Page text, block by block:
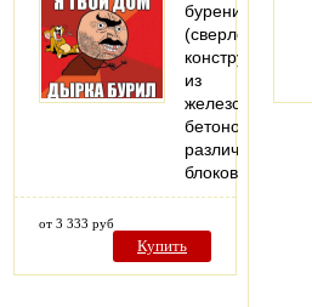
бурение
(сверление)
конструкций
из
железобетонов,
бетонов,
различных
блоков
от 3 333 руб
Купить